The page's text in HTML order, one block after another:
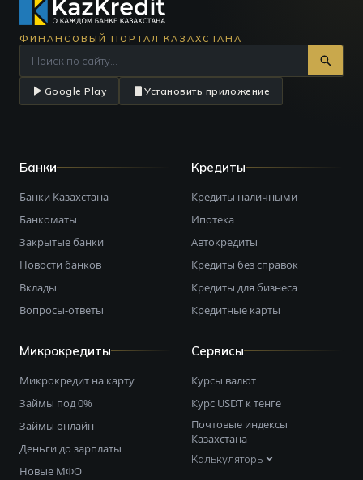
ФИНАНСОВЫЙ ПОРТАЛ КАЗАХСТАНА
Google Play Установить приложение
Банки
Банки Казахстана
Банкоматы
Закрытые банки
Новости банков
Вклады
Вопросы-ответы
Кредиты
Кредиты наличными
Ипотека
Автокредиты
Кредиты без справок
Кредиты для бизнеса
Кредитные карты
Микрокредиты
Микрокредит на карту
Займы под 0%
Займы онлайн
Деньги до зарплаты
Новые МФО
Сервисы
Курсы валют
Курс USDT к тенге
Почтовые индексы
Казахстана
Калькуляторы